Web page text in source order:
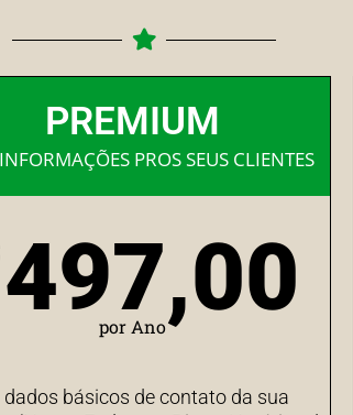
PREMIUM
PROS SEUS CLIENTES
497,00
por Ano
dados básicos de contato da sua